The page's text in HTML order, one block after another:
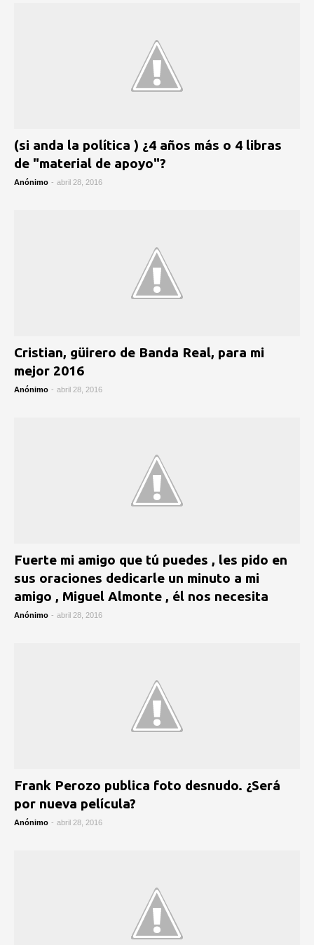
(si anda la política ) ¿4 años más o 4 libras
de "material de apoyo"?
Anónimo - abril 28, 2016
Cristian, güirero de Banda Real, para mi
mejor 2016
Anónimo - abril 28, 2016
Fuerte mi amigo que tú puedes , les pido en
sus oraciones dedicarle un minuto a mi
amigo , Miguel Almonte , él nos necesita
Anónimo - abril 28, 2016
Frank Perozo publica foto desnudo. ¿Será
por nueva película?
Anónimo - abril 28, 2016